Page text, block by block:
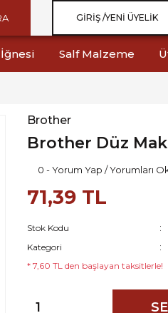
GIRIŞ /YENI ÜYELIK
Salf Malzeme
Brother
Brother Düz
0 - Yorum Yap / Yorumları
71,39 TL
Stok Kodu
Kategori
* 7,60 TL den başlayan taksitlerle!